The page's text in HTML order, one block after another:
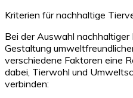
Kriterien für nachhaltige
Bei der Auswahl
Gestaltung
verschiedene Faktoren eine
dabei, Tierwohl und
verbinden: